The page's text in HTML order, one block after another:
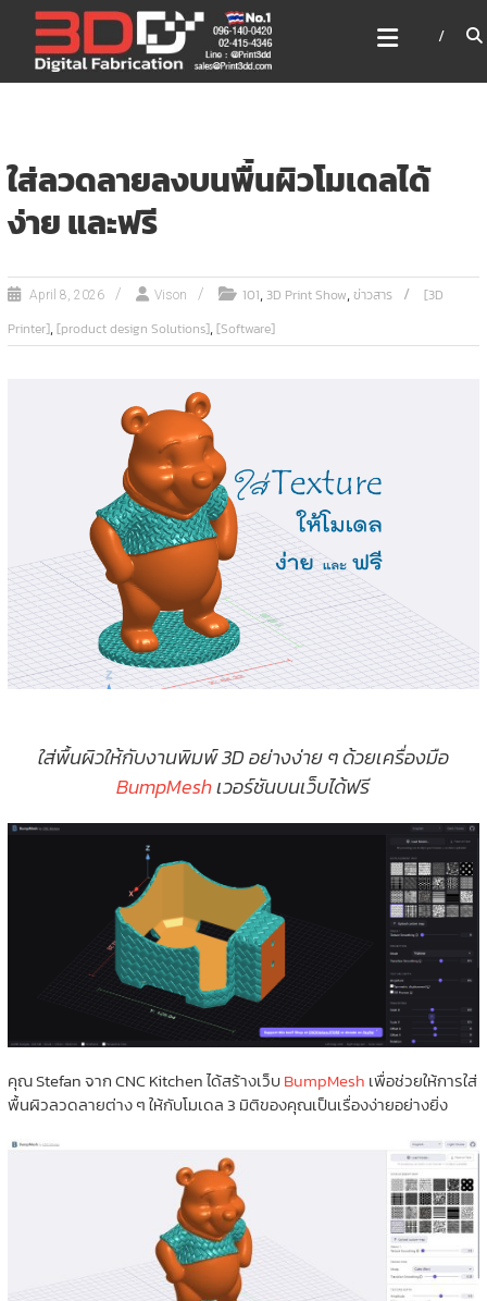
content
3DD DIGITAL FABRICATION
เครื่องพิมพ์3มิติ สแกนเนอร์
เลเซอร์
ใส่ลวดลายลงบนพื้นผิวโมเดลได้
ง่าย และฟรี
April 8, 2026 Vison 101,3D Print Show,ข่าวสาร
[3D
Printer],[product design Solutions],[Software]
ใส่พื้นผิวให้กับงานพิมพ์ 3D อย่างง่าย ๆ ด้วยเครื่องมือ
BumpMeshเวอร์ชันบนเว็บได้ฟรี
คุณ Stefan จาก CNC Kitchen ได้สร้างเว็บBumpMesh เพื่อช่วยให้การใส่
พื้นผิวลวดลายต่าง ๆ ให้กับโมเดล 3 มิติของคุณเป็นเรื่องง่ายอย่างยิ่ง